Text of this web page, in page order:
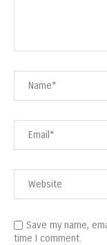
Save my name,
time I comment.